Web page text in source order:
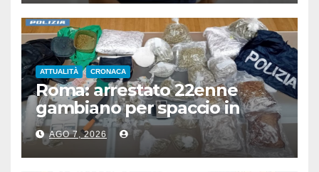
ATTUALITÀ CRONACA
Roma: arrestato 22enne
gambiano per spaccio in
stazione, aveva 7 Kg di droga
AGO 7, 2026